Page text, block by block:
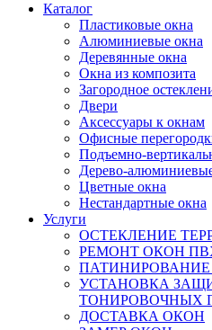
Каталог
Пластиковые окна
Алюминиевые окна
Деревянные окна
Окна из композита
Загородное
Двери
Аксессуары к окнам
Офисные
Подъемно-
Дерево-
Цветные окна
Нестандартные окна
Услуги
ОСТЕКЛЕНИЕ
РЕМОНТ ОКОН
УСТАНОВКА
ТОНИРОВОЧНЫХ
ДОСТАВКА ОКОН